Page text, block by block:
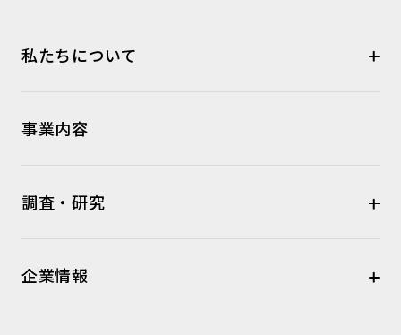
私たちについて
事業内容
調査・研究
企業情報